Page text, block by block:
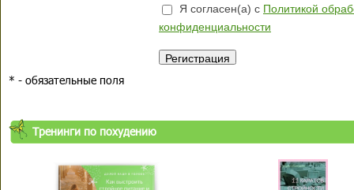
Я согласен(а) с Политикой
конфиденциальности
* - обязательные поля
Тренинги по похудению